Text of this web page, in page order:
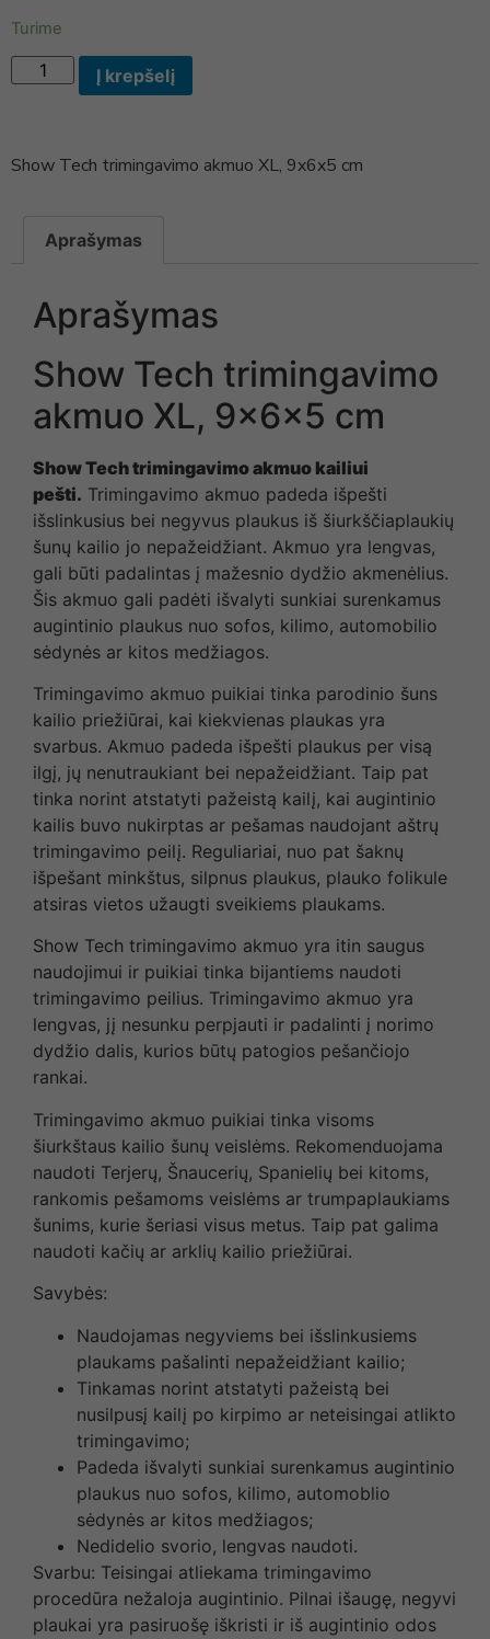
Turime
Į krepšelį
Show Tech trimingavimo akmuo XL, 9x6x5 cm
Aprašymas
Aprašymas
Show Tech trimingavimo
akmuo XL, 9x6x5 cm
Show Tech trimingavimo akmuo kailiui
pešti. Trimingavimo akmuo padeda išpešti
išslinkusius bei negyvus plaukus iš šiurkščiaplaukių
šunų kailio jo nepažeidžiant. Akmuo yra lengvas,
gali būti padalintas į mažesnio dydžio akmenėlius.
Šis akmuo gali padėti išvalyti sunkiai surenkamus
augintinio plaukus nuo sofos, kilimo, automobilio
sėdynės ar kitos medžiagos.
Trimingavimo akmuo puikiai tinka parodinio šuns
kailio priežiūrai, kai kiekvienas plaukas yra
svarbus. Akmuo padeda išpešti plaukus per visą
ilgį, jų nenutraukiant bei nepažeidžiant. Taip pat
tinka norint atstatyti pažeistą kailį, kai augintinio
kailis buvo nukirptas ar pešamas naudojant aštrų
trimingavimo peilį. Reguliariai, nuo pat šaknų
išpešant minkštus, silpnus plaukus, plauko folikule
atsiras vietos užaugti sveikiems plaukams.
Show Tech trimingavimo akmuo yra itin saugus
naudojimui ir puikiai tinka bijantiems naudoti
trimingavimo peilius. Trimingavimo akmuo yra
lengvas, jį nesunku perpjauti ir padalinti į norimo
dydžio dalis, kurios būtų patogios pešančiojo
rankai.
Trimingavimo akmuo puikiai tinka visoms
šiurkštaus kailio šunų veislėms. Rekomenduojama
naudoti Terjerų, Šnaucerių, Spanielių bei kitoms,
rankomis pešamoms veislėms ar trumpaplaukiams
šunims, kurie šeriasi visus metus. Taip pat galima
naudoti kačių ar arklių kailio priežiūrai.
Savybės:
Naudojamas negyviems bei išslinkusiems
plaukams pašalinti nepažeidžiant kailio;
Tinkamas norint atstatyti pažeistą bei
nusilpusį kailį po kirpimo ar neteisingai atlikto
trimingavimo;
Padeda išvalyti sunkiai surenkamus augintinio
plaukus nuo sofos, kilimo, automoblio
sėdynės ar kitos medžiagos;
Nedidelio svorio, lengvas naudoti.
Svarbu: Teisingai atliekama trimingavimo
procedūra nežaloja augintinio. Pilnai išaugę, negyvi
plaukai yra pasiruošę iškristi ir iš augintinio odos